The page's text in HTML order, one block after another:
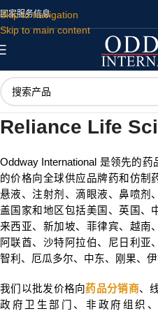
Skip to navigation
Skip to main content
国家服务信息
Reliance Life
Oddway International 是领先的
的价格向全球供应品牌药和仿制
悬液、注射剂、滴眼液、鼻喷剂
盖国家和地区包括美国、英国、
来西亚、新加坡、菲律宾、越南
阿联酋、沙特阿拉伯、尼日利亚
智利、厄瓜多尔、中东、刚果、
我们以批发价格向药品分销商、
政府卫生部门、非政府组织